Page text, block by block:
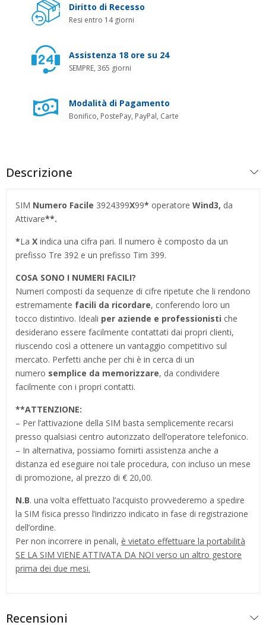
Diritto di Recesso
Resi entro 14 giorni
Assistenza 18 ore su 24
SEMPRE, 365 giorni
Modalità di Pagamento
Bonifico, PostePay, PayPal, Carte
Descrizione
SIM Numero Facile 3924399X99* operatore Wind3, da
Attivare**.
*La X indica una cifra pari. Il numero è composto da un
prefisso Tre 392 e un prefisso Tim 399.
COSA SONO I NUMERI FACILI?
Numeri composti da sequenze di cifre ripetute che li rendono
estremamente facili da ricordare, conferendo loro un
tocco distintivo. Ideali per aziende e professionisti che
desiderano essere facilmente contattati dai propri clienti,
riuscendo così a ottenere un vantaggio competitivo sul
mercato. Perfetti anche per chi è in cerca di un
numero semplice da memorizzare, da condividere
facilmente con i propri contatti.
**ATTENZIONE:
– Per l’attivazione della SIM basta semplicemente recarsi
presso qualsiasi centro autorizzato dell’operatore telefonico.
– In alternativa, possiamo fornirti assistenza anche a
distanza ed eseguire noi tale procedura, con incluso un mese
di promozione, al prezzo di € 20,00.
N.B. una volta effettuato l’acquisto provvederemo a spedire
la SIM fisica presso l’indirizzo indicato in fase di registrazione
dell’ordine.
Per non incorrere in penali, è vietato effettuare la portabilità
SE LA SIM VIENE ATTIVATA DA NOI verso un altro gestore
prima dei due mesi.
Recensioni